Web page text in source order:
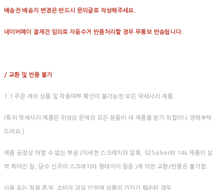
배송전 배송지 변경은 반드시 문의글로 작성해주세요.
네이버페이 결제건 임의로 자동수거 반품처리할 경우 무통보 반송됩니다.
/ 교환 및 반품 불가
1:1 주문 제작 상품 및 착용여부 확인이 불가능한 모든 악세사리 제품.
(특히 악세사리 제품은 위생상 문제와 모든 분들이 새 제품을 받기 위함이니 양해부탁
드려요.)
제품 공정상 어쩔 수 없는 부분 (미세한 스크레치와 얼룩, 925silver와 14k 제품의 살
짝 휘어진 침, 담수 진주의 스크레치와 형태차이 등등 )에 의한 교환/반품은 불가함.
사용 또는 착용 흔적, 소비자 과실 인하여 상품의 가치가 훼손된 경우